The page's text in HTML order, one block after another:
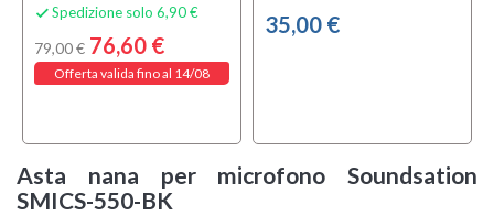
 Spedizione solo 6,90 €
79,00 € 76,60 €
Offerta valida fino al 14/08
35,00 €
Asta nana per microfono Soundsation
SMICS-550-BK